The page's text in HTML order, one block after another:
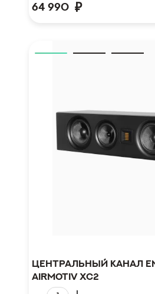
64 990 ₽
Центральный канал
Airmotiv XC2